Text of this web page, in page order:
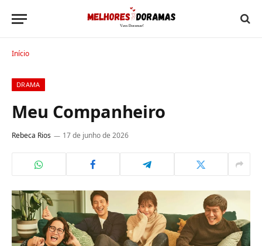
Início
DRAMA
Meu Companheiro
Rebeca Rios 17 de junho de 2026